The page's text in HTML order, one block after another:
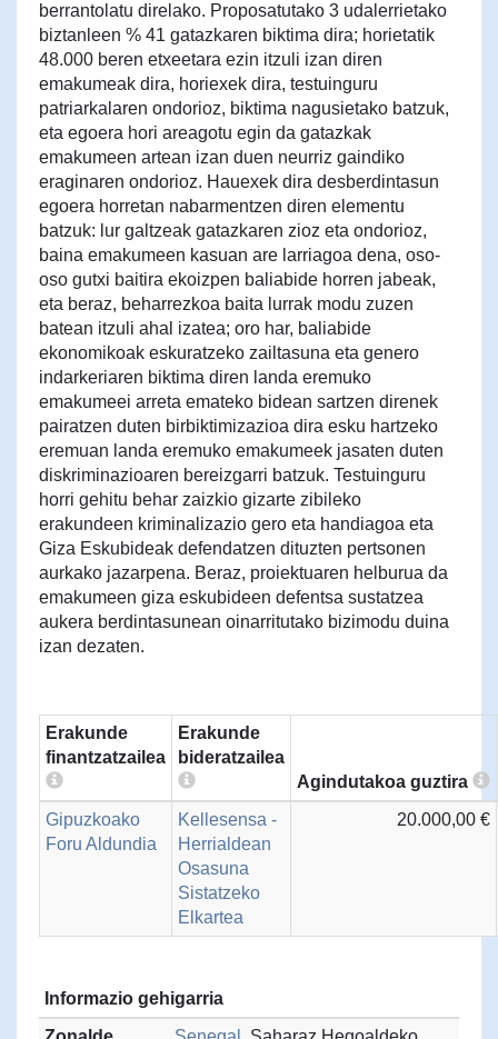
berrantolatu direlako. Proposatutako 3 udalerrietako
biztanleen % 41 gatazkaren biktima dira; horietatik
48.000 beren etxeetara ezin itzuli izan diren
emakumeak dira, horiexek dira, testuinguru
patriarkalaren ondorioz, biktima nagusietako batzuk,
eta egoera hori areagotu egin da gatazkak
emakumeen artean izan duen neurriz gaindiko
eraginaren ondorioz. Hauexek dira desberdintasun
egoera horretan nabarmentzen diren elementu
batzuk: lur galtzeak gatazkaren zioz eta ondorioz,
baina emakumeen kasuan are larriagoa dena, oso-
oso gutxi baitira ekoizpen baliabide horren jabeak,
eta beraz, beharrezkoa baita lurrak modu zuzen
batean itzuli ahal izatea; oro har, baliabide
ekonomikoak eskuratzeko zailtasuna eta genero
indarkeriaren biktima diren landa eremuko
emakumeei arreta emateko bidean sartzen direnek
pairatzen duten birbiktimizazioa dira esku hartzeko
eremuan landa eremuko emakumeek jasaten duten
diskriminazioaren bereizgarri batzuk. Testuinguru
horri gehitu behar zaizkio gizarte zibileko
erakundeen kriminalizazio gero eta handiagoa eta
Giza Eskubideak defendatzen dituzten pertsonen
aurkako jazarpena. Beraz, proiektuaren helburua da
emakumeen giza eskubideen defentsa sustatzea
aukera berdintasunean oinarritutako bizimodu duina
izan dezaten.
Erakunde
finantzatzailea
Erakunde
bideratzailea
Agindutakoa guztira
Gipuzkoako
Foru Aldundia
Kellesensa -
Herrialdean
Osasuna
Sistatzeko
Elkartea
20.000,00 €
Informazio gehigarria